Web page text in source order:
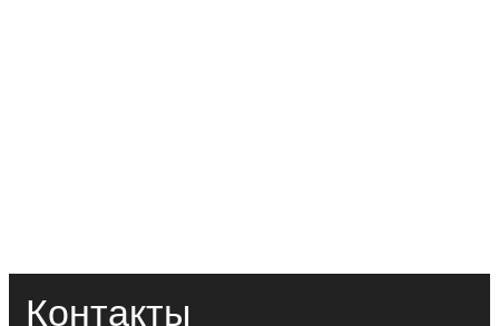
Контакты